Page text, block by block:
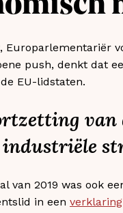
Europarlementariër
push, denkt dat
EU-lidstaten.
van 2019 was ook
in een verklaring